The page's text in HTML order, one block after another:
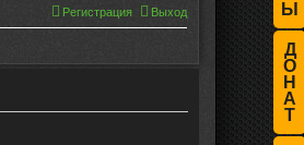
Ы
Д
О
Н
А
Т
Выход
Регистрация